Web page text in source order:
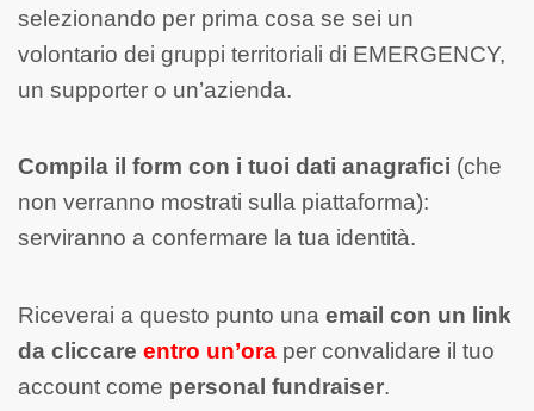
selezionando per prima cosa se sei un
volontario dei gruppi territoriali di EMERGENCY,
un supporter o un’azienda.
Compila il form con i tuoi dati anagrafici (che
non verranno mostrati sulla piattaforma):
serviranno a confermare la tua identità.
Riceverai a questo punto una email con un link
da cliccare entro un’ora per convalidare il tuo
account come personal fundraiser.